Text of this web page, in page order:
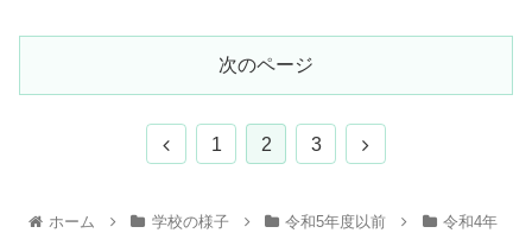
次のページ
1 2 3
ホーム 学校の様子 令和5年度以前
令和4年